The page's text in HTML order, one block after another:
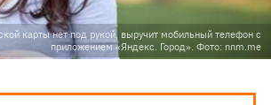
карты нет под рукой, выручит мобильный телефон с
приложением «Яндекс. Город». Фото: nnm.me